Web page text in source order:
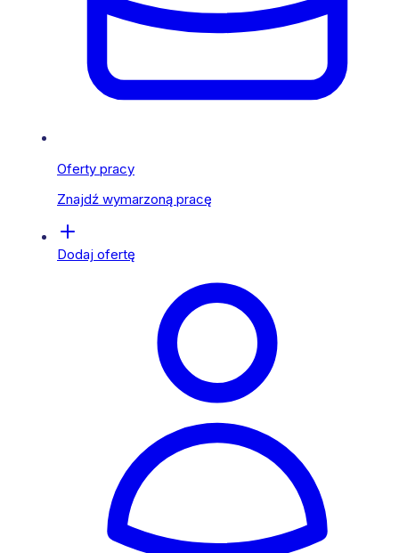
Oferty pracy
Znajdź wymarzoną pracę
Dodaj ofertę